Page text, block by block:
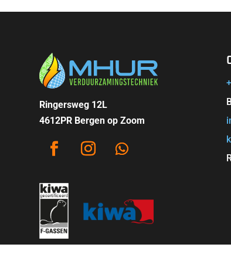
Ringersweg 12L
4612PR Bergen op Zoom